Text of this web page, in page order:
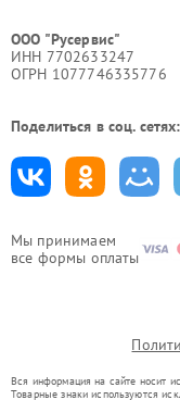
Мы принимаем
все формы оплаты
ООО "Русервис"
ИНН 7702633247
ОГРН 1077746335776
Поделиться в соц. сетях:
Вся информация на сайте носит
Товарные знаки используются